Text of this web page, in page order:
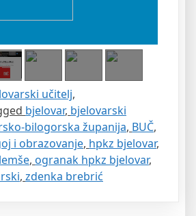
učitelj,
bjelovar, bjelovarski
bilogorska županija, BUČ,
i obrazovanje, hpkz bjelovar,
, ogranak hpkz bjelovar,
, zdenka brebrić